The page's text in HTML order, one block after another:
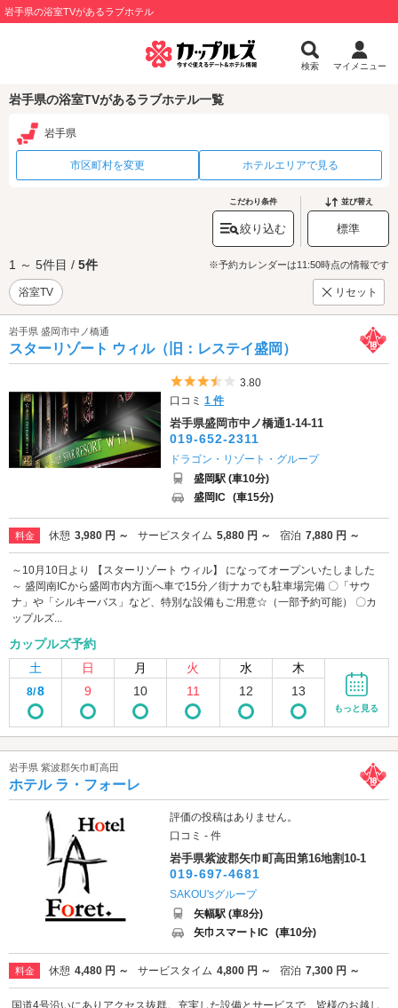
岩手県の浴室TVがあるラブホテル
検索 マイメニュー
岩手県の浴室TVがあるラブホテル一覧
岩手県
市区町村を変更 ホテルエリアで見る
こだわり条件
絞り込む
並び替え
標準
1 ～ 5件目 / 5件 ※予約カレンダーは11:50時点の情報です
浴室TV リセット
岩手県 盛岡市中ノ橋通
スターリゾート ウィル（旧：レステイ盛岡）
5つ星のうち3.5
3.80
口コミ1 件
岩手県盛岡市中ノ橋通1-14-11
019-652-2311
ドラゴン・リゾート・グループ
盛岡駅 (車10分)
盛岡IC (車15分)
料金 休憩 3,980 円 ～ サービスタイム 5,880 円 ～ 宿泊 7,880 円 ～
～10月10日より 【スターリゾート ウィル】 になってオープンいたしました
～ 盛岡南ICから盛岡市内方面へ車で15分／街ナカでも駐車場完備 〇「サウ
ナ」や「シルキーバス」など、特別な設備もご用意☆（一部予約可能） 〇カ
ップルズ...
カップルズ予約
土
日 月 火 水 木
8/8 9 10 11 12 13
もっと見る
岩手県 紫波郡矢巾町高田
ホテル ラ・フォーレ
評価の投稿はありません。
口コミ - 件
岩手県紫波郡矢巾町高田第16地割10-1
019-697-4681
SAKOU'sグループ
矢幅駅 (車8分)
矢巾スマートIC (車10分)
料金 休憩 4,480 円 ～ サービスタイム 4,800 円 ～ 宿泊 7,300 円 ～
国道4号沿いにありアクセス抜群。充実した設備とサービスで、皆様のお越し